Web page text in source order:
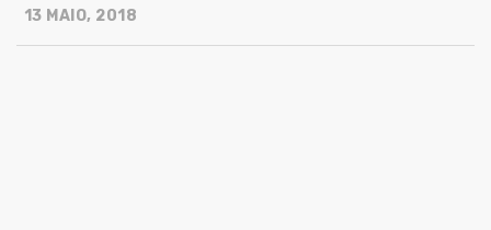
13 MAIO, 2018